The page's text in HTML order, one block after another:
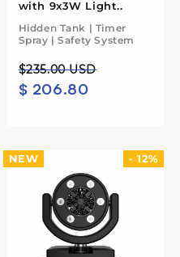
with 9x3W Light..
Hidden Tank | Timer
Spray | Safety System
Preço
normal
$235.00 USD
Preço
de
$ 206.80
NEW - 12%